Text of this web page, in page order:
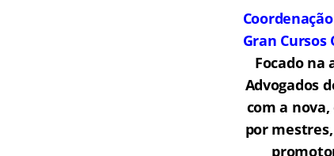
Gran Cursos
Focado na
Advogados
com a
por